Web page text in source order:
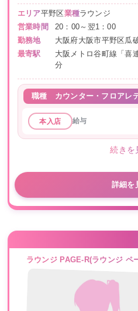
エリア平野区 業種ラウンジ
営業時間
20：00～翌1：00
勤務地
大阪府大阪市平野区
最寄駅
大阪メトロ谷町線「喜
分
職種 カウンター・フロアレ
本入店 給与
続きを
詳細を
ラウンジ PAGE-R(ラウンジ ペ